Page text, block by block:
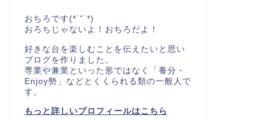
おちろです(*˙˘˙*)
おろちじゃないよ！おちろだよ！
好きな台を楽しむことを伝えたいと思い
ブログを作りました。
専業や兼業といった形ではなく「養分・
Enjoy勢」などとくくられる類の一般人で
す。
もっと詳しいプロフィールはこちら